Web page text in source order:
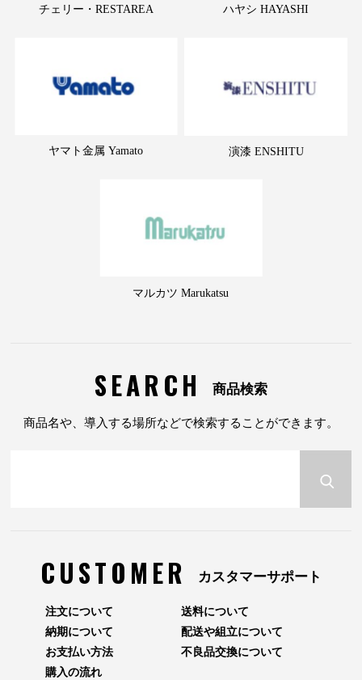
チェリー・RESTAREA ハヤシ HAYASHI
ヤマト金属 Yamato 演漆 ENSHITU
マルカツ Marukatsu
SEARCH 商品検索
商品名や、導入する場所などで検索することができます。
CUSTOMER カスタマーサポート
注文について
納期について
お支払い方法
送料について
配送や組立について
不良品交換について
購入の流れ